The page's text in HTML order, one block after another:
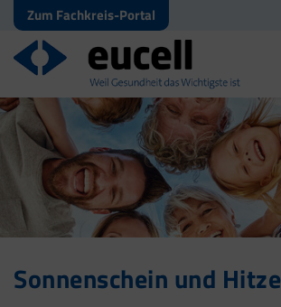
Zum Fachkreis-Portal
Sonnenschein und Hitze